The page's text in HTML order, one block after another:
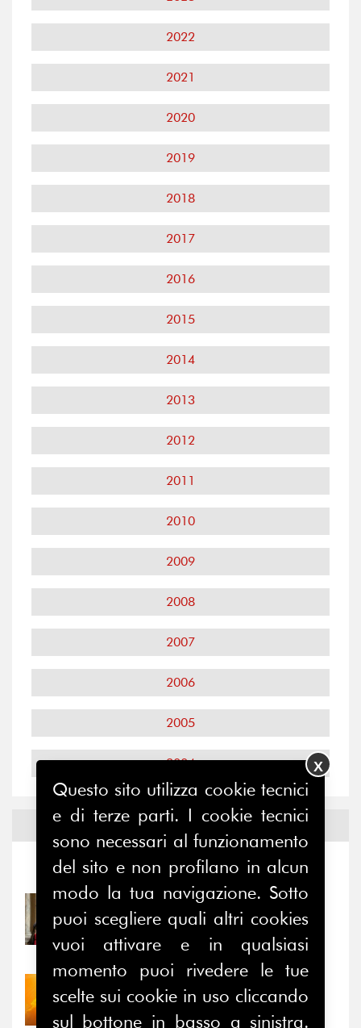
2022
2021
2020
2019
2018
2017
2016
2015
2014
2013
2012
2011
2010
2009
2008
2007
2006
2005
2004
Notizie ed Eventi
Notizie-Eventi
31/07/2026
Prima della pausa estiva,
il valore di...
30/07/2026
Nove anni dopo la
Questo sito utilizza cookie tecnici
e di terze parti. I cookie tecnici
sono necessari al funzionamento
del sito e non profilano in alcun
modo la tua navigazione. Sotto
puoi scegliere quali altri cookies
vuoi attivare e in qualsiasi
momento puoi rivedere le tue
scelte sui cookie in uso cliccando
sul bottone in basso a sinistra.
X